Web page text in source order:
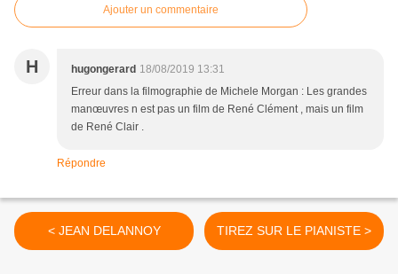
Ajouter un commentaire
H hugongerard 18/08/2019 13:31
Erreur dans la filmographie de Michele Morgan : Les grandes
manœuvres n est pas un film de René Clément , mais un film
de René Clair .
Répondre
< JEAN DELANNOY TIREZ SUR LE PIANISTE >